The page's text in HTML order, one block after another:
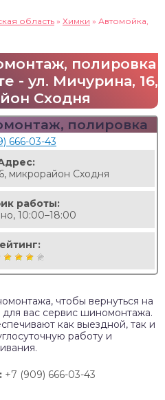
область » Химки » Автомойка,
полировка
- ул. Мичурина, 16,
Сходня
полировка
666-03-43
микрорайон Сходня
работы:
10:00–18:00
чтобы вернуться на
вас сервис шиномонтажа.
как выездной, так и
работу и
+7 (909) 666-03-43